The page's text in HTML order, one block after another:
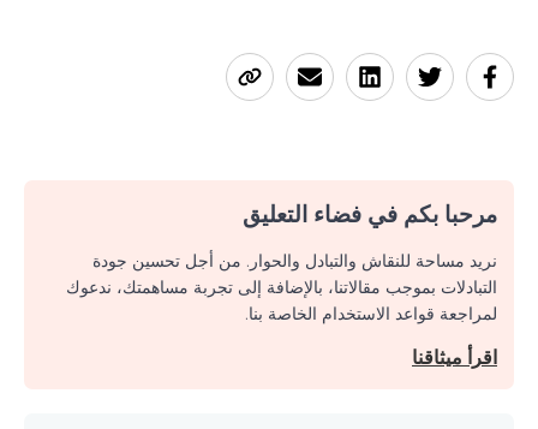
مرحبا بكم في فضاء التعليق
نريد مساحة للنقاش والتبادل والحوار. من أجل تحسين جودة
التبادلات بموجب مقالاتنا، بالإضافة إلى تجربة مساهمتك، ندعوك
لمراجعة قواعد الاستخدام الخاصة بنا.
اقرأ ميثاقنا